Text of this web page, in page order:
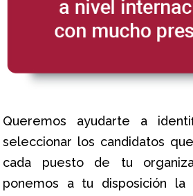
Queremos ayudarte a
seleccionar los candidatos
cada puesto de tu
ponemos a tu disposición la